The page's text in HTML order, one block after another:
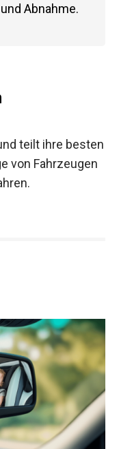
Abnahme.
teilt ihre besten
von Fahrzeugen